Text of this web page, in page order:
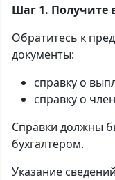
Шаг 1. Получите
Обратитесь к
документы:
справку о
справку о
Справки должны
бухгалтером.
Указание